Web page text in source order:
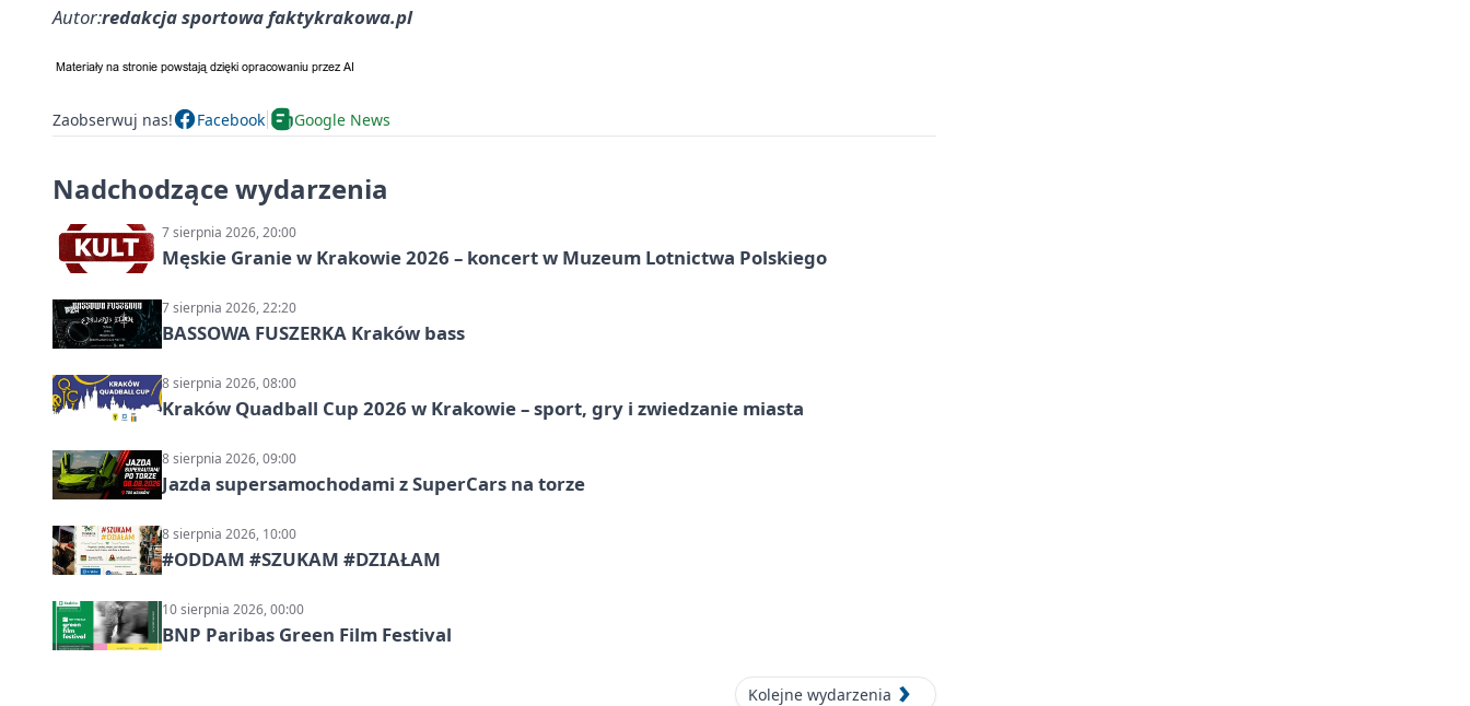
Autor:redakcja sportowa faktykrakowa.pl
Zaobserwuj nas! Facebook Google News
Nadchodzące wydarzenia
7 sierpnia 2026, 20:00
Męskie Granie w Krakowie 2026 – koncert w Muzeum Lotnictwa Polskiego
7 sierpnia 2026, 22:20
BASSOWA FUSZERKA Kraków bass
8 sierpnia 2026, 08:00
Kraków Quadball Cup 2026 w Krakowie – sport, gry i zwiedzanie miasta
8 sierpnia 2026, 09:00
Jazda supersamochodami z SuperCars na torze
8 sierpnia 2026, 10:00
#ODDAM #SZUKAM #DZIAŁAM
10 sierpnia 2026, 00:00
BNP Paribas Green Film Festival
Kolejne wydarzenia